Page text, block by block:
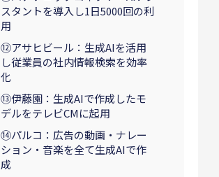
スタントを導入し1日5000回の利
用
⑫アサヒビール：生成AIを活用
し従業員の社内情報検索を効率
化
⑬伊藤園：生成AIで作成したモ
デルをテレビCMに起用
⑭パルコ：広告の動画・ナレー
ション・音楽を全て生成AIで作
成